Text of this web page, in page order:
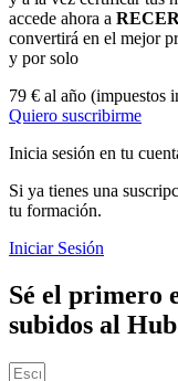
accede ahora a
convertirá en el mejor
y por solo
79 € al año (impuestos
Quiero suscribirme
Inicia sesión en tu
Si ya tienes una
tu formación.
Iniciar Sesión
Sé el primero
subidos al